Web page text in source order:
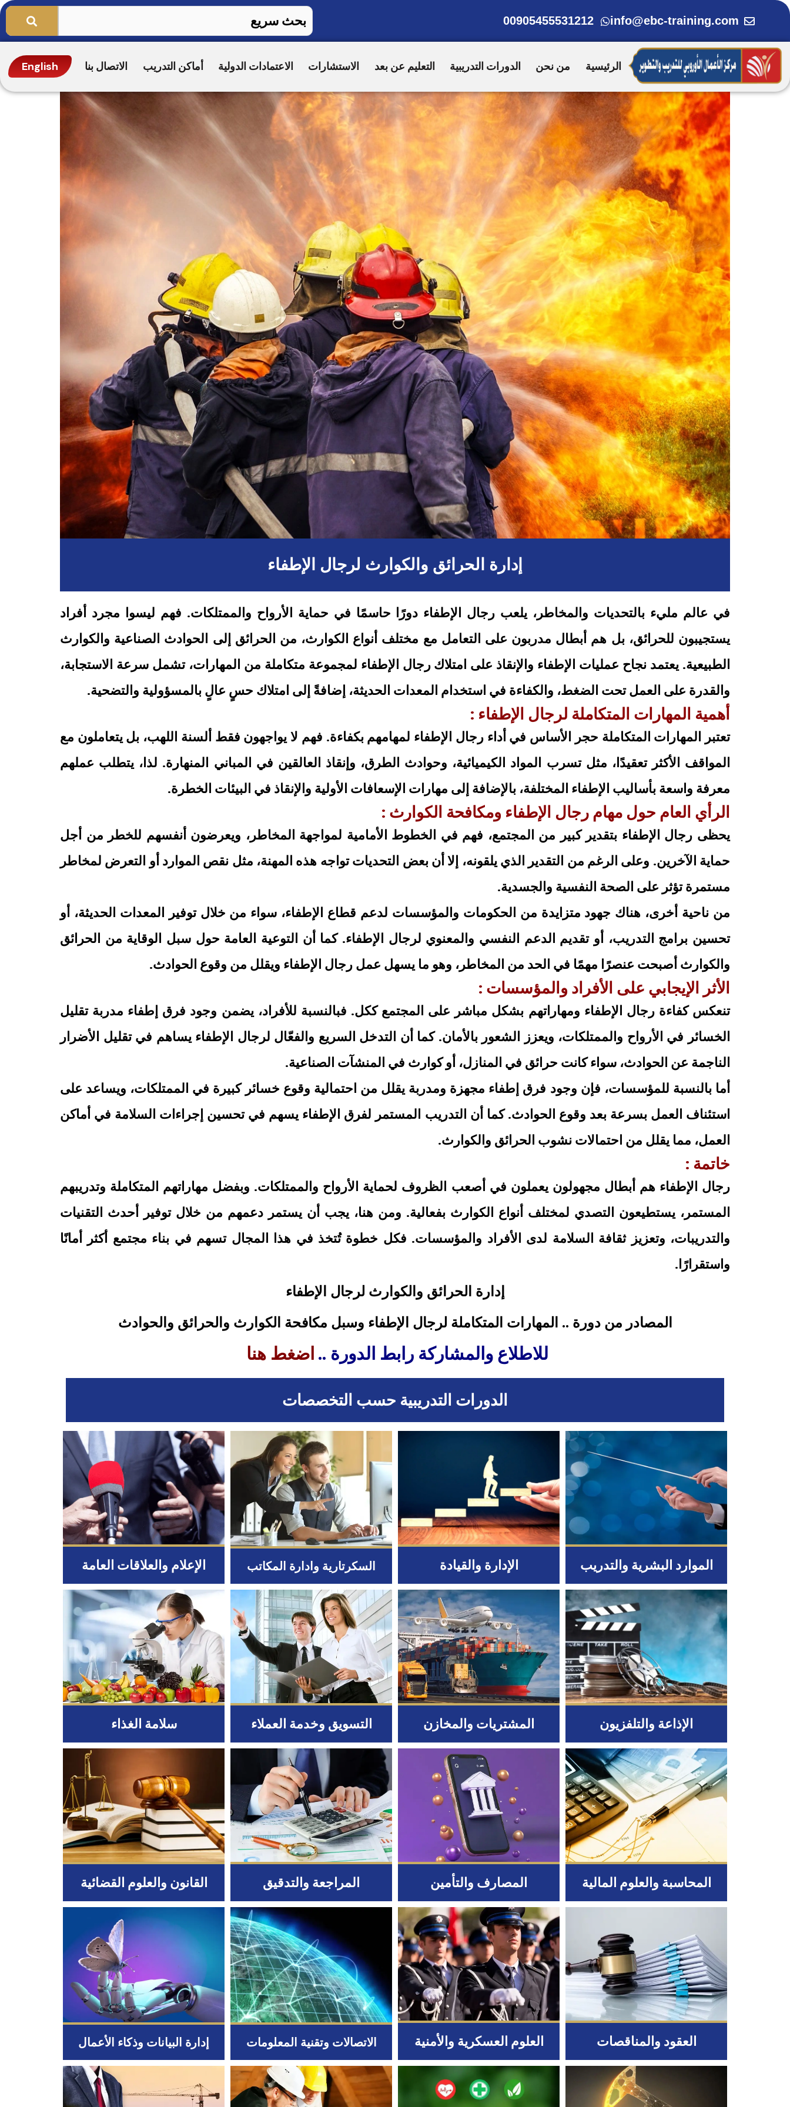
تخطي
المحتوى
info@ebc-training.com
00905455531212
الرئيسية من نحن الدورات التدريبية التعليم عن بعد الاستشارات الاعتمادات الدولية أماكن التدريب الاتصال بنا English
إدارة الحرائق والكوارث لرجال الإطفاء
في عالم مليء بالتحديات والمخاطر، يلعب رجال الإطفاء دورًا حاسمًا في حماية الأرواح والممتلكات. فهم ليسوا مجرد أفراد
يستجيبون للحرائق، بل هم أبطال مدربون على التعامل مع مختلف أنواع الكوارث، من الحرائق إلى الحوادث الصناعية والكوارث
الطبيعية. يعتمد نجاح عمليات الإطفاء والإنقاذ على امتلاك رجال الإطفاء لمجموعة متكاملة من المهارات، تشمل سرعة الاستجابة،
والقدرة على العمل تحت الضغط، والكفاءة في استخدام المعدات الحديثة، إضافةً إلى امتلاك حسٍ عالٍ بالمسؤولية والتضحية.
أهمية المهارات المتكاملة لرجال الإطفاء :
تعتبر المهارات المتكاملة حجر الأساس في أداء رجال الإطفاء لمهامهم بكفاءة. فهم لا يواجهون فقط ألسنة اللهب، بل يتعاملون مع
المواقف الأكثر تعقيدًا، مثل تسرب المواد الكيميائية، وحوادث الطرق، وإنقاذ العالقين في المباني المنهارة. لذا، يتطلب عملهم
معرفة واسعة بأساليب الإطفاء المختلفة، بالإضافة إلى مهارات الإسعافات الأولية والإنقاذ في البيئات الخطرة.
الرأي العام حول مهام رجال الإطفاء ومكافحة الكوارث :
يحظى رجال الإطفاء بتقدير كبير من المجتمع، فهم في الخطوط الأمامية لمواجهة المخاطر، ويعرضون أنفسهم للخطر من أجل
حماية الآخرين. وعلى الرغم من التقدير الذي يلقونه، إلا أن بعض التحديات تواجه هذه المهنة، مثل نقص الموارد أو التعرض لمخاطر
مستمرة تؤثر على الصحة النفسية والجسدية.
من ناحية أخرى، هناك جهود متزايدة من الحكومات والمؤسسات لدعم قطاع الإطفاء، سواء من خلال توفير المعدات الحديثة، أو
تحسين برامج التدريب، أو تقديم الدعم النفسي والمعنوي لرجال الإطفاء. كما أن التوعية العامة حول سبل الوقاية من الحرائق
والكوارث أصبحت عنصرًا مهمًا في الحد من المخاطر، وهو ما يسهل عمل رجال الإطفاء ويقلل من وقوع الحوادث.
الأثر الإيجابي على الأفراد والمؤسسات :
تنعكس كفاءة رجال الإطفاء ومهاراتهم بشكل مباشر على المجتمع ككل. فبالنسبة للأفراد، يضمن وجود فرق إطفاء مدربة تقليل
الخسائر في الأرواح والممتلكات، ويعزز الشعور بالأمان. كما أن التدخل السريع والفعّال لرجال الإطفاء يساهم في تقليل الأضرار
الناجمة عن الحوادث، سواء كانت حرائق في المنازل، أو كوارث في المنشآت الصناعية.
أما بالنسبة للمؤسسات، فإن وجود فرق إطفاء مجهزة ومدربة يقلل من احتمالية وقوع خسائر كبيرة في الممتلكات، ويساعد على
استئناف العمل بسرعة بعد وقوع الحوادث. كما أن التدريب المستمر لفرق الإطفاء يسهم في تحسين إجراءات السلامة في أماكن
العمل، مما يقلل من احتمالات نشوب الحرائق والكوارث.
خاتمة :
رجال الإطفاء هم أبطال مجهولون يعملون في أصعب الظروف لحماية الأرواح والممتلكات. وبفضل مهاراتهم المتكاملة وتدريبهم
المستمر، يستطيعون التصدي لمختلف أنواع الكوارث بفعالية. ومن هنا، يجب أن يستمر دعمهم من خلال توفير أحدث التقنيات
والتدريبات، وتعزيز ثقافة السلامة لدى الأفراد والمؤسسات. فكل خطوة تُتخذ في هذا المجال تسهم في بناء مجتمع أكثر أمانًا
واستقرارًا.
إدارة الحرائق والكوارث لرجال الإطفاء
المصادر من دورة .. المهارات المتكاملة لرجال الإطفاء وسبل مكافحة الكوارث والحرائق والحوادث
للاطلاع والمشاركة رابط الدورة .. اضغط هنا
الدورات التدريبية حسب التخصصات
الموارد البشرية والتدريب الإدارة والقيادة السكرتارية وادارة المكاتب الإعلام والعلاقات العامة
الإذاعة والتلفزيون المشتريات والمخازن التسويق وخدمة العملاء سلامة الغذاء
المحاسبة والعلوم المالية المصارف والتأمين المراجعة والتدقيق القانون والعلوم القضائية
العقود والمناقصات العلوم العسكرية والأمنية الاتصالات وتقنية المعلومات إدارة البيانات وذكاء الأعمال